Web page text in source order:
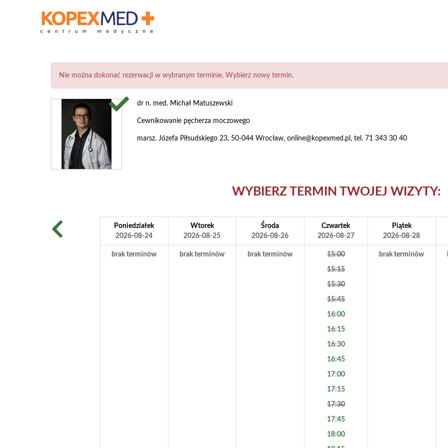
Nie można dokonać rezerwacji w wybranym terminie. Wybierz nowy termin.
dr n. med. Michał Matuszewski
Cewnikowanie pęcherza moczowego
marsz. Józefa Piłsudskiego 23, 50-044 Wrocław, online@kopexmed.pl , tel. 71 343 30 40
WYBIERZ TERMIN TWOJEJ WIZYTY:
Poniedziałek
2026-08-24
Wtorek
2026-08-25
Środa
2026-08-26
Czwartek
2026-08-27
Piątek
2026-08-28
brak terminów brak terminów brak terminów 15:00
15:15
15:30
15:45
16:00
16:15
16:30
16:45
17:00
17:15
17:30
17:45
18:00
brak terminów